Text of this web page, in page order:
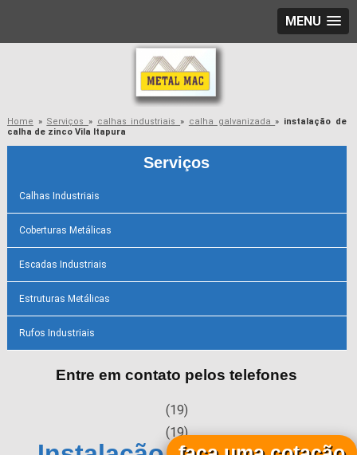
MENU
Home » Serviços» calhas industriais» calha galvanizada» instalação de
calha de zinco Vila Itapura
Serviços
Calhas Industriais
Coberturas Metálicas
Escadas Industriais
Estruturas Metálicas
Rufos Industriais
Entre em contato pelos telefones
(19)
(19)